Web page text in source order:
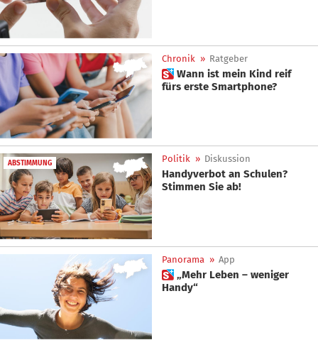
Chronik » Ratgeber
 Wann ist mein Kind reif
fürs erste Smartphone?
ABSTIMMUNG Politik » Diskussion
Handyverbot an Schulen?
Stimmen Sie ab!
Panorama » App
 „Mehr Leben – weniger
Handy“